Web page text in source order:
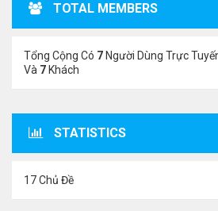
TOTAL MEMBERS
Tổng Cộng Có 7 Người Dùng Trực
Và 7 Khách
STATISTICS
17 Chủ Đề